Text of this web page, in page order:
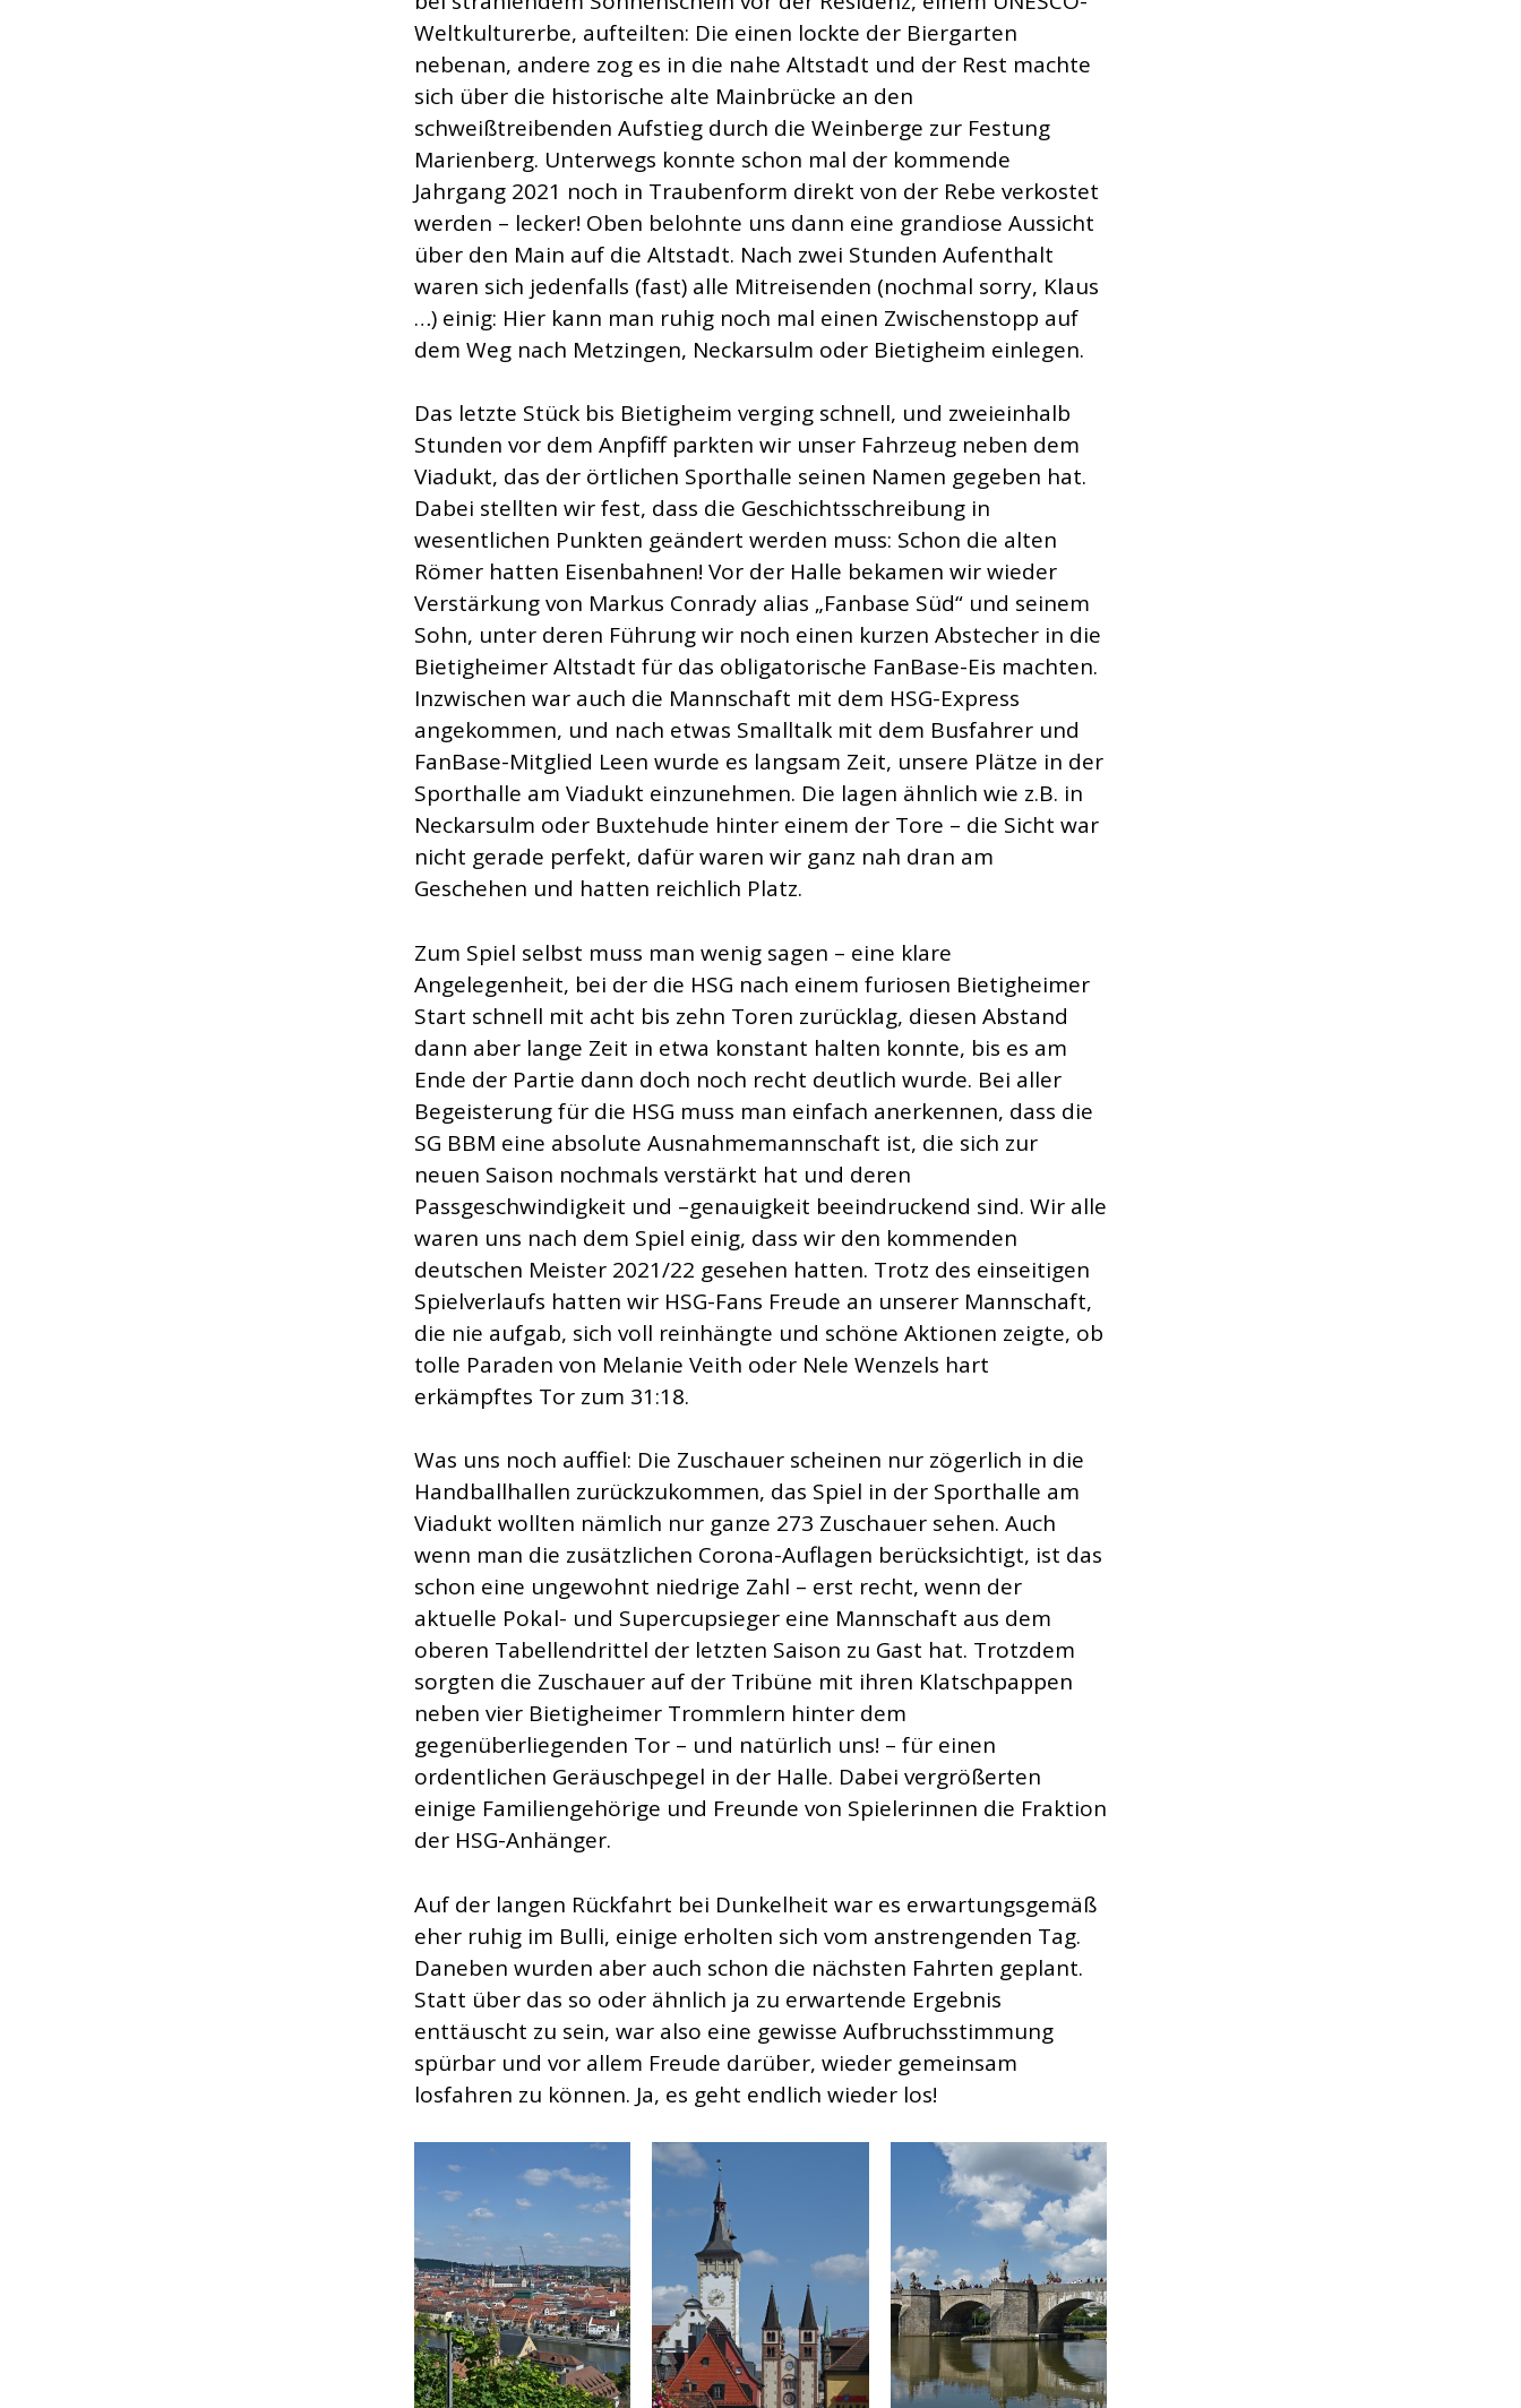
Weltkulturerbe, aufteilten: Die einen lockte der Biergarten
nebenan, andere zog es in die nahe Altstadt und der Rest machte
sich über die historische alte Mainbrücke an den
schweißtreibenden Aufstieg durch die Weinberge zur Festung
Marienberg. Unterwegs konnte schon mal der kommende
Jahrgang 2021 noch in Traubenform direkt von der Rebe verkostet
werden – lecker! Oben belohnte uns dann eine grandiose Aussicht
über den Main auf die Altstadt. Nach zwei Stunden Aufenthalt
waren sich jedenfalls (fast) alle Mitreisenden (nochmal sorry, Klaus
…) einig: Hier kann man ruhig noch mal einen Zwischenstopp auf
dem Weg nach Metzingen, Neckarsulm oder Bietigheim einlegen.
Das letzte Stück bis Bietigheim verging schnell, und zweieinhalb
Stunden vor dem Anpfiff parkten wir unser Fahrzeug neben dem
Viadukt, das der örtlichen Sporthalle seinen Namen gegeben hat.
Dabei stellten wir fest, dass die Geschichtsschreibung in
wesentlichen Punkten geändert werden muss: Schon die alten
Römer hatten Eisenbahnen! Vor der Halle bekamen wir wieder
Verstärkung von Markus Conrady alias „Fanbase Süd“ und seinem
Sohn, unter deren Führung wir noch einen kurzen Abstecher in die
Bietigheimer Altstadt für das obligatorische FanBase-Eis machten.
Inzwischen war auch die Mannschaft mit dem HSG-Express
angekommen, und nach etwas Smalltalk mit dem Busfahrer und
FanBase-Mitglied Leen wurde es langsam Zeit, unsere Plätze in der
Sporthalle am Viadukt einzunehmen. Die lagen ähnlich wie z.B. in
Neckarsulm oder Buxtehude hinter einem der Tore – die Sicht war
nicht gerade perfekt, dafür waren wir ganz nah dran am
Geschehen und hatten reichlich Platz.
Zum Spiel selbst muss man wenig sagen – eine klare
Angelegenheit, bei der die HSG nach einem furiosen Bietigheimer
Start schnell mit acht bis zehn Toren zurücklag, diesen Abstand
dann aber lange Zeit in etwa konstant halten konnte, bis es am
Ende der Partie dann doch noch recht deutlich wurde. Bei aller
Begeisterung für die HSG muss man einfach anerkennen, dass die
SG BBM eine absolute Ausnahmemannschaft ist, die sich zur
neuen Saison nochmals verstärkt hat und deren
Passgeschwindigkeit und –genauigkeit beeindruckend sind. Wir alle
waren uns nach dem Spiel einig, dass wir den kommenden
deutschen Meister 2021/22 gesehen hatten. Trotz des einseitigen
Spielverlaufs hatten wir HSG-Fans Freude an unserer Mannschaft,
die nie aufgab, sich voll reinhängte und schöne Aktionen zeigte, ob
tolle Paraden von Melanie Veith oder Nele Wenzels hart
erkämpftes Tor zum 31:18.
Was uns noch auffiel: Die Zuschauer scheinen nur zögerlich in die
Handballhallen zurückzukommen, das Spiel in der Sporthalle am
Viadukt wollten nämlich nur ganze 273 Zuschauer sehen. Auch
wenn man die zusätzlichen Corona-Auflagen berücksichtigt, ist das
schon eine ungewohnt niedrige Zahl – erst recht, wenn der
aktuelle Pokal- und Supercupsieger eine Mannschaft aus dem
oberen Tabellendrittel der letzten Saison zu Gast hat. Trotzdem
sorgten die Zuschauer auf der Tribüne mit ihren Klatschpappen
neben vier Bietigheimer Trommlern hinter dem
gegenüberliegenden Tor – und natürlich uns! – für einen
ordentlichen Geräuschpegel in der Halle. Dabei vergrößerten
einige Familiengehörige und Freunde von Spielerinnen die Fraktion
der HSG-Anhänger.
Auf der langen Rückfahrt bei Dunkelheit war es erwartungsgemäß
eher ruhig im Bulli, einige erholten sich vom anstrengenden Tag.
Daneben wurden aber auch schon die nächsten Fahrten geplant.
Statt über das so oder ähnlich ja zu erwartende Ergebnis
enttäuscht zu sein, war also eine gewisse Aufbruchsstimmung
spürbar und vor allem Freude darüber, wieder gemeinsam
losfahren zu können. Ja, es geht endlich wieder los!